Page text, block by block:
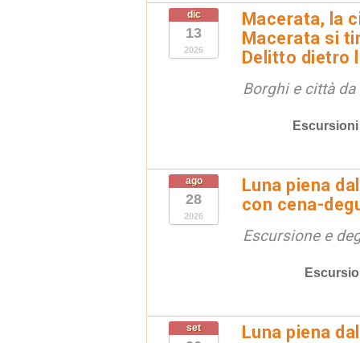
dic
13
2026
Macerata, la
Macerata si
Delitto dietro
Borghi e città
Escursioni
ago
28
2026
Luna piena
con cena-
Escursione e
set
Luna piena